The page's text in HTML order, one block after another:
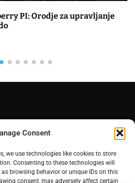
Consent
we use technologies like cookies to store
Consenting to these technologies will
browsing behavior or unique IDs on this
consent, may adversely affect certain
PI: Orodje za upravljanje